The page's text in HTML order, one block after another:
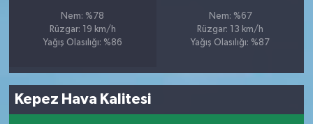
Nem: %78
Rüzgar: 19 km/h
Yağış Olasılığı: %86
Nem: %67
Rüzgar: 13 km/h
Yağış Olasılığı: %87
Kepez Hava Kalitesi